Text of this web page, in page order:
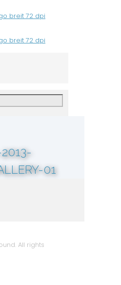
01
All rights